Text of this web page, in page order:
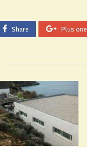
Share Plus one